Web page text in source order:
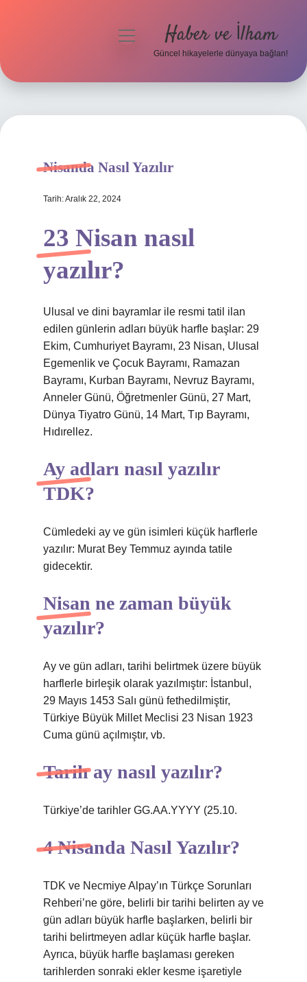
Hakkımızda
menüyü
Haber ve İlham
Güncel hikayelerle dünyaya bağlan!
Nisanda Nasıl Yazılır
Tarih: Aralık 22, 2024
23 Nisan nasıl
yazılır?
Ulusal ve dini bayramlar ile resmi tatil ilan
edilen günlerin adları büyük harfle başlar: 29
Ekim, Cumhuriyet Bayramı, 23 Nisan, Ulusal
Egemenlik ve Çocuk Bayramı, Ramazan
Bayramı, Kurban Bayramı, Nevruz Bayramı,
Anneler Günü, Öğretmenler Günü, 27 Mart,
Dünya Tiyatro Günü, 14 Mart, Tıp Bayramı,
Hıdırellez.
Ay adları nasıl yazılır
TDK?
Cümledeki ay ve gün isimleri küçük harflerle
yazılır: Murat Bey Temmuz ayında tatile
gidecektir.
Nisan ne zaman büyük
yazılır?
Ay ve gün adları, tarihi belirtmek üzere büyük
harflerle birleşik olarak yazılmıştır: İstanbul,
29 Mayıs 1453 Salı günü fethedilmiştir,
Türkiye Büyük Millet Meclisi 23 Nisan 1923
Cuma günü açılmıştır, vb.
Tarih ay nasıl yazılır?
Türkiye’de tarihler GG.AA.YYYY (25.10.
4 Nisanda Nasıl Yazılır?
TDK ve Necmiye Alpay’ın Türkçe Sorunları
Rehberi’ne göre, belirli bir tarihi belirten ay ve
gün adları büyük harfle başlarken, belirli bir
tarihi belirtmeyen adlar küçük harfle başlar.
Ayrıca, büyük harfle başlaması gereken
tarihlerden sonraki ekler kesme işaretiyle